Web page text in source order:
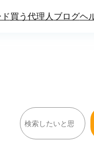
買う 代理人 ブログヘ
検
索